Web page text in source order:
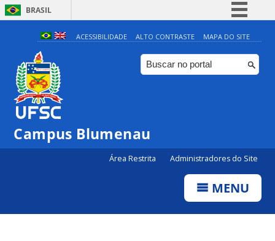
BRASIL
Simplifique!
Comunica BR
Participe
ACESSIBILIDADE ALTO CONTRASTE MAPA DO SITE
Campus Blumenau
Área Restrita Administradores do Site
MENU